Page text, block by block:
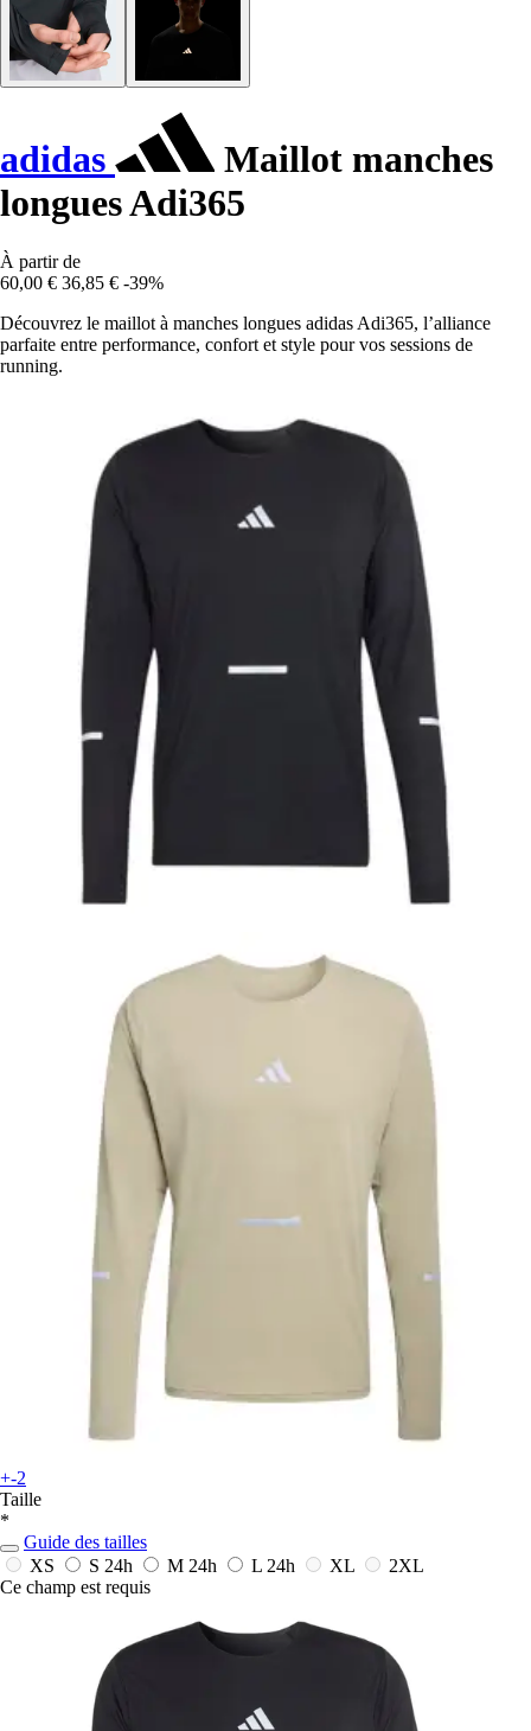
adidas
Maillot manches
longues Adi365
À partir de
60,00 € 36,85 € -39%
Découvrez le maillot à manches longues adidas Adi365, l’alliance
parfaite entre performance, confort et style pour vos sessions de
running.
+-2
Taille
*
Guide des tailles
XS
S 24h M 24h L 24h XL
2XL
Ce champ est requis